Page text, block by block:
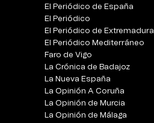
El Periódico de España
El Periódico
El Periódico de Extremadura
El Periódico Mediterráneo
Faro de Vigo
La Crónica de Badajoz
La Nueva España
La Opinión A Coruña
La Opinión de Murcia
La Opinión de Málaga